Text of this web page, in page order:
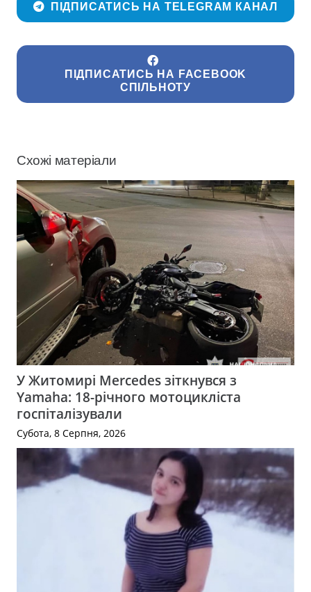
ПІДПИСАТИСЬ НА TELEGRAM КАНАЛ
ПІДПИСАТИСЬ НА FACEBOOK
СПІЛЬНОТУ
Схожі матеріали
У Житомирі Mercedes зіткнувся з
Yamaha: 18-річного мотоцикліста
госпіталізували
Субота, 8 Серпня, 2026